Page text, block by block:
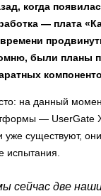
когда
— плата
были планы
на данный
— UserGate
уже существуют,
испытания.
сейчас две